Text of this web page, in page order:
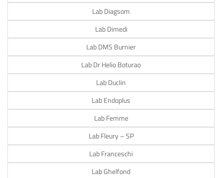
Lab Diagsom
Lab Dimedi
Lab DMS Burnier
Lab Dr Helio Boturao
Lab Duclin
Lab Endoplus
Lab Femme
Lab Fleury – SP
Lab Franceschi
Lab Ghelfond